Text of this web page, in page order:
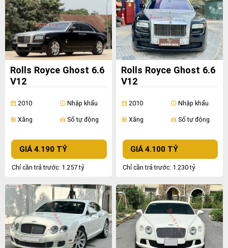
Rolls Royce Ghost 6.6
V12
calendar_month 2010 info Nhập khẩu
ev_station Xăng directions_car Số tự động
GIÁ 4.190 TỶ
Chỉ cần trả trước: 1.257 tỷ
Rolls Royce Ghost 6.6
V12
calendar_month 2010 info Nhập khẩu
ev_station Xăng directions_car Số tự động
GIÁ 4.100 TỶ
Chỉ cần trả trước: 1.230 tỷ